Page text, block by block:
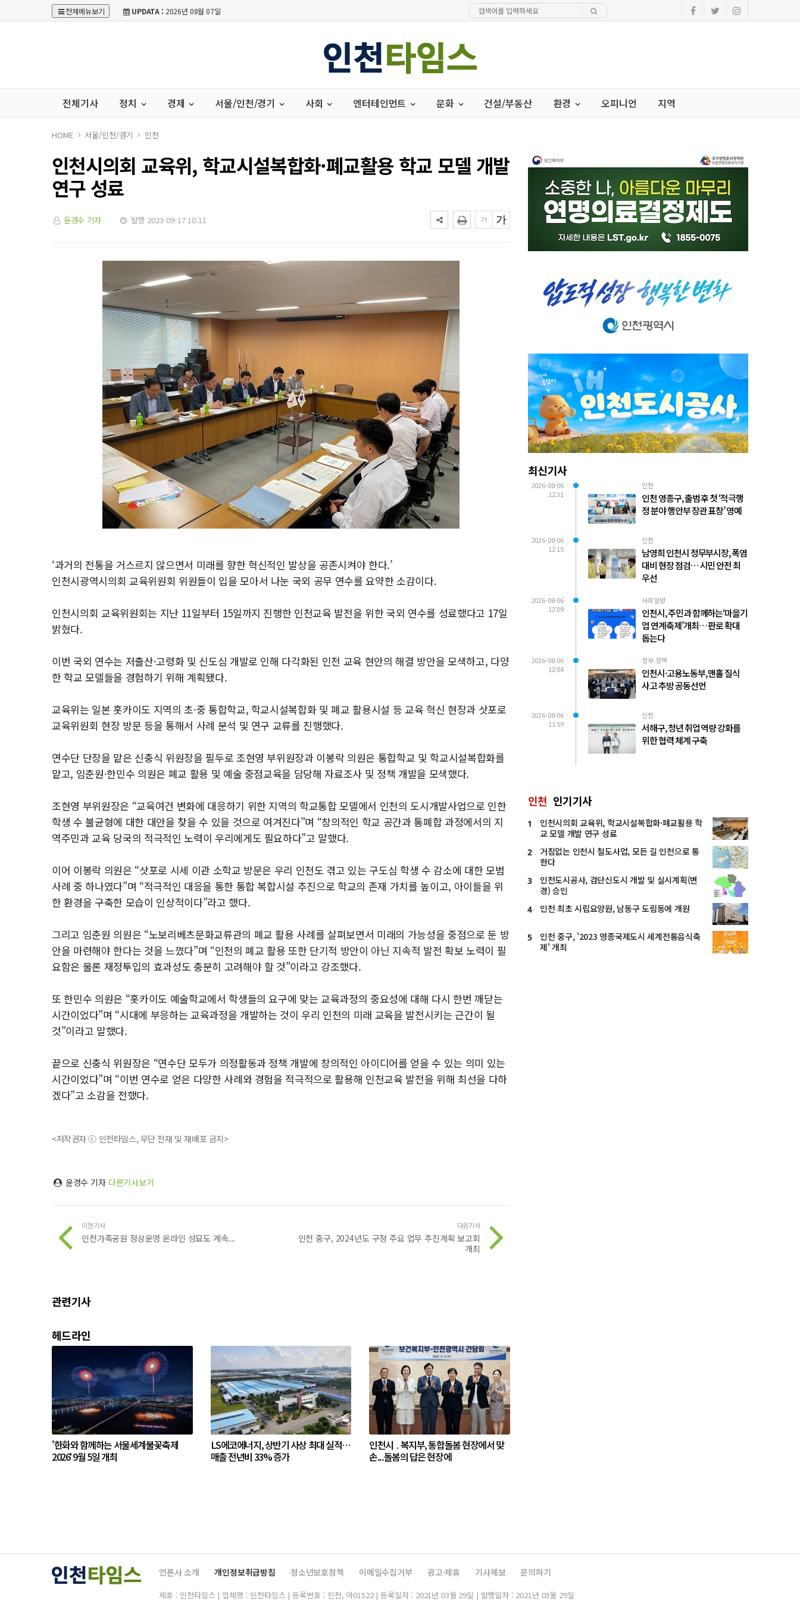
전체메뉴보기 UPDATA : 2026년 08월 07일
전체기사 정치 경제 서울/인천/경기 사회 엔터테인먼트 문화 건설/부동산 환경 오피니언 지역
HOME 서울/인천/경기 인천
인천시의회 교육위, 학교시설복합화·폐교활용 학교 모델 개발
연구 성료
윤경수 기자 발행 2023-09-17 10:11
‘과거의 전통을 거스르지 않으면서 미래를 향한 혁신적인 발상을 공존시켜야 한다.’
인천시광역시의회 교육위원회 위원들이 입을 모아서 나눈 국외 공무 연수를 요약한 소감이다.
인천시의회 교육위원회는 지난 11일부터 15일까지 진행한 인천교육 발전을 위한 국외 연수를 성료했다고 17일
밝혔다.
이번 국외 연수는 저출산·고령화 및 신도심 개발로 인해 다각화된 인천 교육 현안의 해결 방안을 모색하고, 다양
한 학교 모델들을 경험하기 위해 계획됐다.
교육위는 일본 홋카이도 지역의 초·중 통합학교, 학교시설복합화 및 폐교 활용시설 등 교육 혁신 현장과 삿포로
교육위원회 현장 방문 등을 통해서 사례 분석 및 연구 교류를 진행했다.
연수단 단장을 맡은 신충식 위원장을 필두로 조현영 부위원장과 이봉락 의원은 통합학교 및 학교시설복합화를
맡고, 임춘원·한민수 의원은 폐교 활용 및 예술 중점교육을 담당해 자료조사 및 정책 개발을 모색했다.
조현영 부위원장은 “교육여건 변화에 대응하기 위한 지역의 학교통합 모델에서 인천의 도시개발사업으로 인한
학생 수 불균형에 대한 대안을 찾을 수 있을 것으로 여겨진다”며 “창의적인 학교 공간과 통폐합 과정에서의 지
역주민과 교육 당국의 적극적인 노력이 우리에게도 필요하다”고 말했다.
이어 이봉락 의원은 “삿포로 시세 이관 소학교 방문은 우리 인천도 겪고 있는 구도심 학생 수 감소에 대한 모범
사례 중 하나였다”며 “적극적인 대응을 통한 통합 복합시설 추진으로 학교의 존재 가치를 높이고, 아이들을 위
한 환경을 구축한 모습이 인상적이다”라고 했다.
그리고 임춘원 의원은 “노보리베츠문화교류관의 폐교 활용 사례를 살펴보면서 미래의 가능성을 중점으로 둔 방
안을 마련해야 한다는 것을 느꼈다”며 “인천의 폐교 활용 또한 단기적 방안이 아닌 지속적 발전 확보 노력이 필
요함은 물론 재정투입의 효과성도 충분히 고려해야 할 것”이라고 강조했다.
또 한민수 의원은 “홋카이도 예술학교에서 학생들의 요구에 맞는 교육과정의 중요성에 대해 다시 한번 깨닫는
시간이었다”며 “시대에 부응하는 교육과정을 개발하는 것이 우리 인천의 미래 교육을 발전시키는 근간이 될
것”이라고 말했다.
끝으로 신충식 위원장은 “연수단 모두가 의정활동과 정책 개발에 창의적인 아이디어를 얻을 수 있는 의미 있는
시간이었다”며 “이번 연수로 얻은 다양한 사례와 경험을 적극적으로 활용해 인천교육 발전을 위해 최선을 다하
겠다”고 소감을 전했다.
<저작권자 ⓒ 인천타임스, 무단 전재 및 재배포 금지>
윤경수 기자 다른기사보기
이전기사
인천가족공원 정상운영 온라인 성묘도 계속...
다음기사
인천 중구, 2024년도 구정 주요 업무 추진계획 보고회
개최
관련기사
헤드라인
'한화와 함께하는 서울세계불꽃축제
2026' 9월 5일 개최
LS에코에너지, 상반기 사상 최대 실적…
매출 전년비 33% 증가
인천시 ․ 복지부, 통합돌봄 현장에서 맞
손...돌봄의 답은 현장에
최신기사
2026-08-06
12:31
인천
인천 영종구, 출범 후 첫 ‘적극행
정 분야 행안부 장관 표창’ 영예
2026-08-06
12:15
인천
남영희 인천시 정무부시장, 폭염
대비 현장 점검… 시민 안전 최
우선
2026-08-06
12:09
사회일반
인천시, 주민과 함께하는‘마을기
업 연계축제’개최… 판로 확대
돕는다
2026-08-06
12:04
정부.정책
인천시·고용노동부, 맨홀 질식
사고 추방 공동선언
2026-08-06
11:59
인천
서해구, 청년 취업 역량 강화를
위한 협력 체계 구축
인천 인기기사
1
인천시의회 교육위, 학교시설복합화·폐교활용 학
교 모델 개발 연구 성료
2
거침없는 인천시 철도사업, 모든 길 인천으로 통
한다
3
인천도시공사, 검단신도시 개발 및 실시계획(변
경) 승인
4 인천 최초 시립요양원, 남동구 도림동에 개원
5
인천 중구, '2023 영종국제도시 세계전통음식축
제' 개최
언론사 소개 개인정보취급방침 청소년보호정책 이메일수집거부 광고·제휴 기사제보 문의하기
제호 : 인천타임스 | 업체명 : 인천타임스 | 등록번호 : 인천, 아01522 | 등록일자 : 2021년 03월 29일 | 발행일자 : 2021년 03월 29일